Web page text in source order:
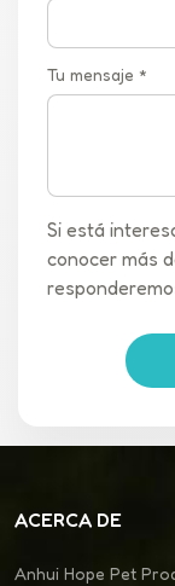
Tu mensaje *
Si está
conocer más
ACERCA DE
Anhui Hope Pet